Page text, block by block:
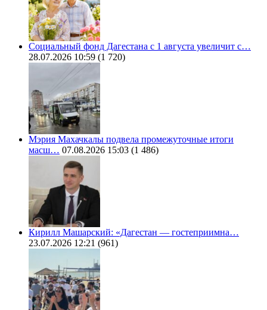
Социальный фонд Дагестана с 1 августа увеличит с…
28.07.2026 10:59 (1 720)
Мэрия Махачкалы подвела промежуточные итоги
масш… 07.08.2026 15:03 (1 486)
Кирилл Машарский: «Дагестан — гостеприимна…
23.07.2026 12:21 (961)